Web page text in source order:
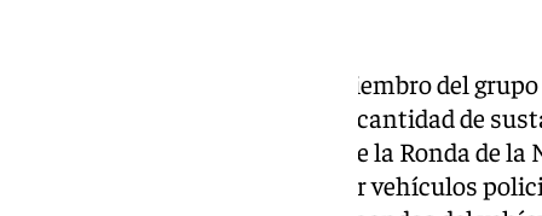
Este primer encartado y otro miembro del
Seat Córdoba antes citado gran cantidad de
y «como quiera que, a la altura de la Ronda de
que estaban siendo seguidos por vehículos